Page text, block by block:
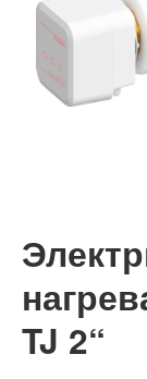
TJ 2“